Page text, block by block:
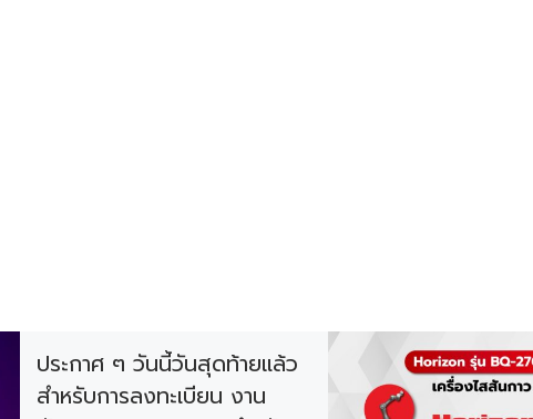
ประกาศ ๆ วันนี้วันสุดท้ายแล้ว
สำหรับการลงทะเบียน งาน